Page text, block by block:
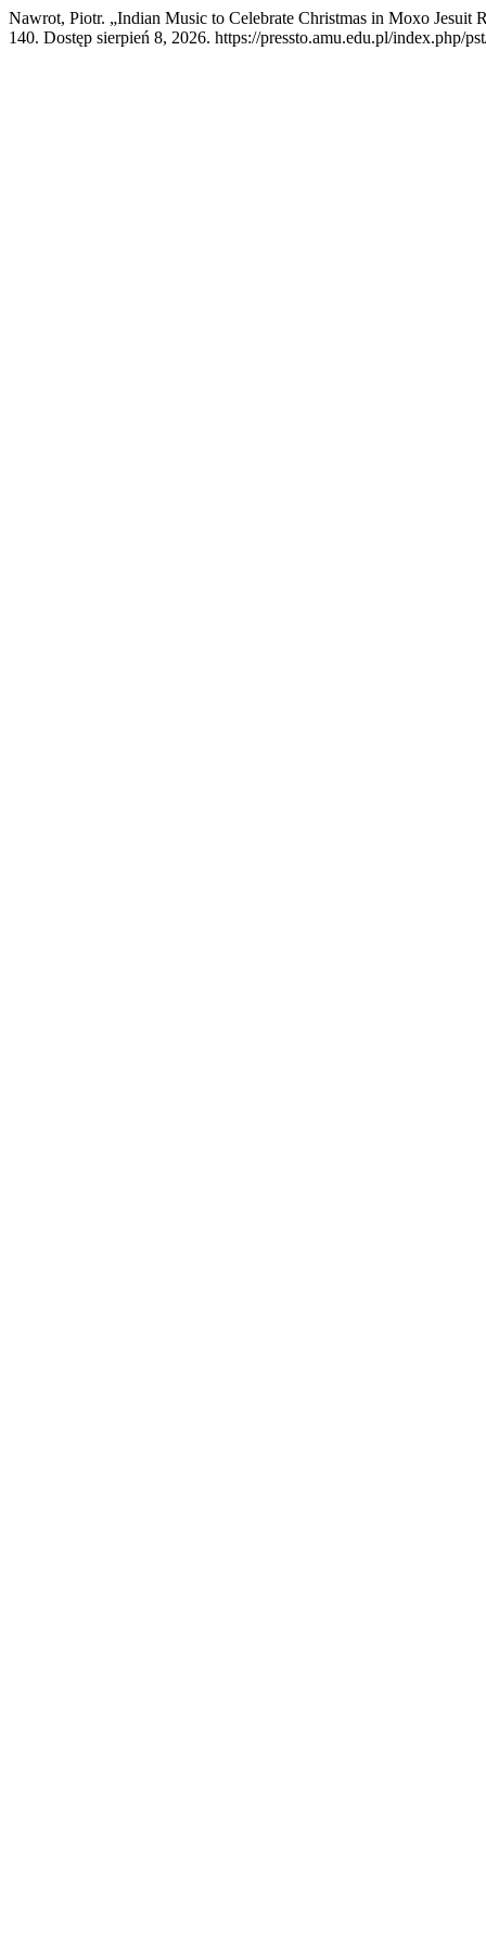
Nawrot, Piotr. „Indian Music to Celebrate Christmas in Moxo Jesuit
140. Dostęp sierpień 8, 2026. https://pressto.amu.edu.pl/index.php/